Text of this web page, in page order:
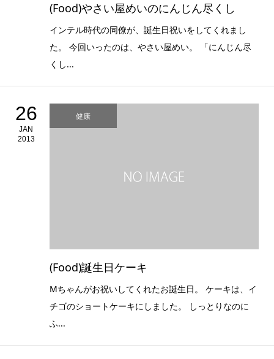
(Food)やさい屋めいのにんじん尽くし
インテル時代の同僚が、誕生日祝いをしてくれまし
た。 今回いったのは、やさい屋めい。 「にんじん尽
くし...
26
JAN
2013
健康
(Food)誕生日ケーキ
Mちゃんがお祝いしてくれたお誕生日。 ケーキは、イ
チゴのショートケーキにしました。 しっとりなのに
ふ...